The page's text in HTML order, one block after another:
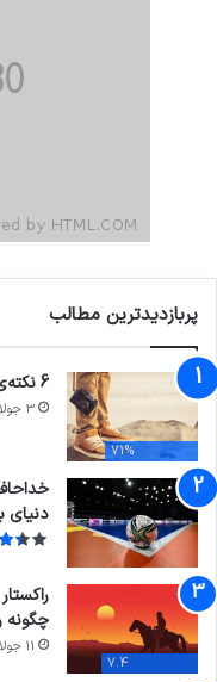
پربازدیدترین مطالب
71%
6 نکته‌ی مهم برای گرفتن عکس‌های جذاب‌تر در سفر
3 جولای 2021
دنیای
7.4
چگونه
11 جولای 2021